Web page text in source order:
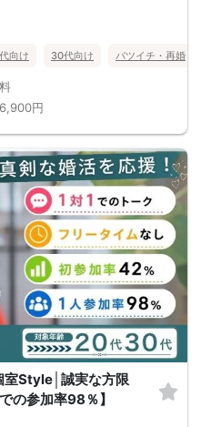
向け 30代向け バツイチ・再婚
6,900円
室Style│誠実な方限
の参加率98％】